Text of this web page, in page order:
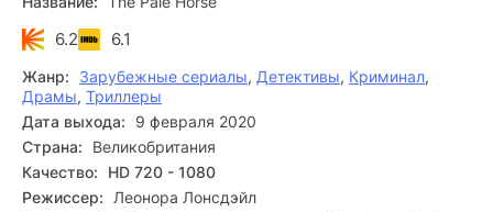
6.2 6.1
Жанр: Зарубежные сериалы, Детективы, Криминал,
Драмы, Триллеры
Дата выхода:
9 февраля 2020
Страна:
Великобритания
Качество:
HD 720 - 1080
Режиссер:
Леонора Лонсдэйл